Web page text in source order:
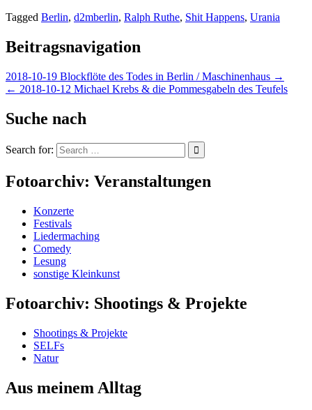
Tagged Berlin, d2mberlin, Ralph Ruthe, Shit Happens, Urania
Beitragsnavigation
2018-10-19 Blockflöte des Todes in Berlin / Maschinenhaus →
← 2018-10-12 Michael Krebs & die Pommesgabeln des Teufels
Suche nach
Search for:
Fotoarchiv: Veranstaltungen
Konzerte
Festivals
Liedermaching
Comedy
Lesung
sonstige Kleinkunst
Fotoarchiv: Shootings & Projekte
Shootings & Projekte
SELFs
Natur
Aus meinem Alltag